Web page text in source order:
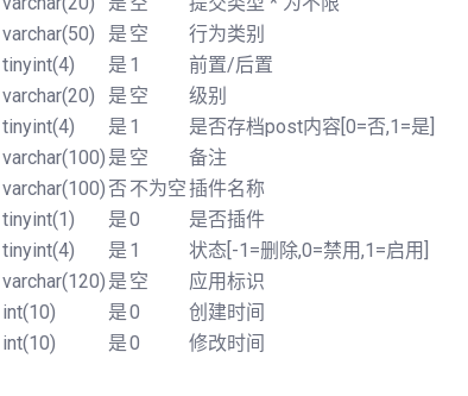
varchar(50) 是 空
行为类别
tinyint(4) 是 1
前置/后置
varchar(20) 是 空
级别
tinyint(4) 是 1
是否存档post内容[0=否,1=是]
varchar(100) 是 空
备注
varchar(100) 否 不为空插件名称
tinyint(1) 是0
是否插件
tinyint(4) 是 1
状态[-1=删除,0=禁用,1=启用]
varchar(120) 是 空
应用标识
int(10) 是0
创建时间
int(10) 是0 修改时间